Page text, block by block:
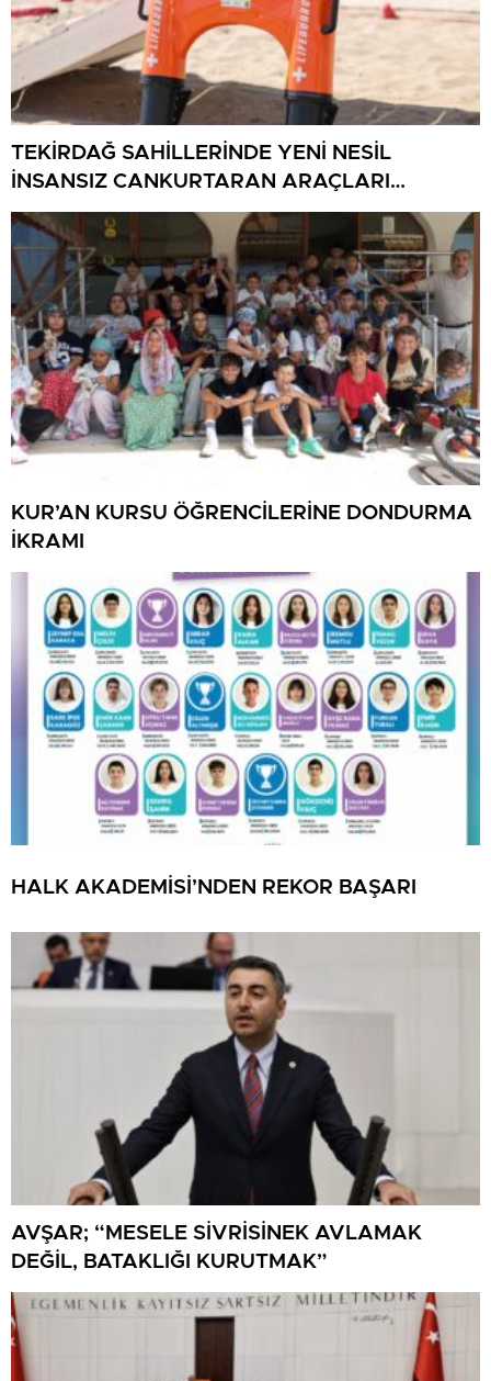
TEKİRDAĞ SAHİLLERİNDE YENİ NESİL
İNSANSIZ CANKURTARAN ARAÇLARI
GÖREVDE
KUR’AN KURSU ÖĞRENCİLERİNE DONDURMA
İKRAMI
HALK AKADEMİSİ’NDEN REKOR BAŞARI
AVŞAR; “MESELE SİVRİSİNEK AVLAMAK
DEĞİL, BATAKLIĞI KURUTMAK”